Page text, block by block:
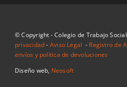
© Copyright - Colegio de Trabajo
privacidad- Aviso Legal - Registro de
envíos y política de devoluciones
Diseño web, Neosoft